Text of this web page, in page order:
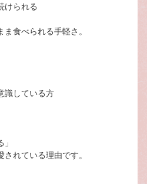
けられる
食べられる手軽さ。
識している方
れている理由です。